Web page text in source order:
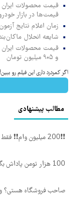
قیمت‌ها در بازار
زمان اعلام نتایج
شایعه انحلال
و ۹۰۵ میلیون تومان
اگر کمردرد داری این فیلم رو
مطالب پیشنهادی
❗❗200 میلیون وام❗❗ فقط با احراز هویت
100 هزار تومن پاداش بگیر | ثبت نام کن
صاحب فروشگاه هستی؟ وام تا ۳ میلیارد